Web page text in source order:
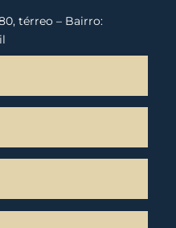
térreo – Bairro: